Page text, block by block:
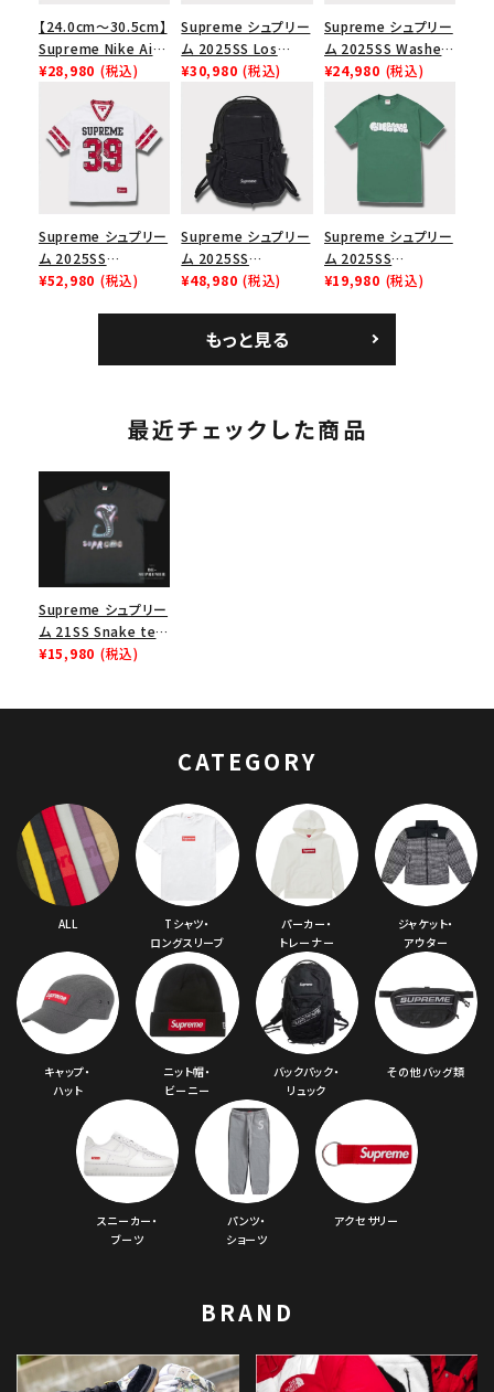
【24.0cm～30.5cm】
Supreme Nike Air
Force 1 Low シュプ
ース１スニーカー シ
ューズ ホワイト
¥28,980 (税込)
Supreme シュプリー
ム 2025SS Los
Angeles Fire Relief
Box Logo Tee ファ
イヤーリリーフボック
スロゴTシャツ ホワ
イト 白
¥30,980 (税込)
Supreme シュプリー
ム 2025SS Washed
Chino Twill Camp
Cap ウォッシュチノツ
イルキャンプキャップ
ブラック 黒
¥24,980 (税込)
Supreme シュプリー
ム 2025SS
Bandana Football
¥52,980 (税込)
Supreme シュプリー
ム 2025SS
Backpack バックパッ
¥48,980 (税込)
Supreme シュプリー
ム 2025SS
Homerun Tee ホー
¥19,980 (税込)
もっと見る
最近チェックした商品
Supreme シュプリー
ム 21SS Snake tee
スネークTシャツ ブラ
¥15,980 (税込)
CATEGORY
ALL
Tシャツ・
ロングスリーブ
パーカー・
トレーナー
ジャケット・
アウター
キャップ・
ハット
ニット帽・
ビーニー
バックパック・
リュック
その他バッグ類
スニーカー・
ブーツ
パンツ・
ショーツ
アクセサリー
BRAND